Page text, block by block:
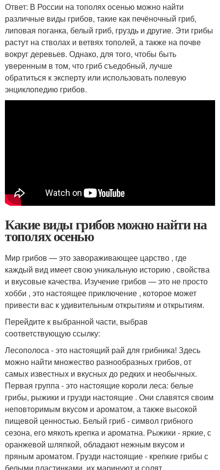
Ответ: В России на тополях осенью можно найти
различные виды грибов, такие как печёночный гриб,
липовая поганка, белый гриб, груздь и другие. Эти грибы
растут на стволах и ветвях тополей, а также на почве
вокруг деревьев. Однако, для того, чтобы быть
уверенным в том, что гриб съедобный, лучше
обратиться к эксперту или использовать полевую
энциклопедию грибов.
Какие виды грибов можно найти на
тополях осенью
Мир грибов — это завораживающее царство , где
каждый вид имеет свою уникальную историю , свойства
и вкусовые качества. Изучение грибов — это не просто
хобби , это настоящее приключение , которое может
привести вас к удивительным открытиям и открытиям.
Перейдите к выбранной части, выбрав
соответствующую ссылку:
Лесополоса - это настоящий рай для грибника! Здесь
можно найти множество разнообразных грибов, от
самых известных и вкусных до редких и необычных.
Первая группа - это настоящие короли леса: белые
грибы, рыжики и грузди настоящие . Они славятся своим
неповторимым вкусом и ароматом, а также высокой
пищевой ценностью. Белый гриб - символ грибного
сезона, его мякоть крепка и ароматна. Рыжики - яркие, с
оранжевой шляпкой, обладают нежным вкусом и
пряным ароматом. Грузди настоящие - крепкие грибы с
белыми пластинками, их маринуют и солят.